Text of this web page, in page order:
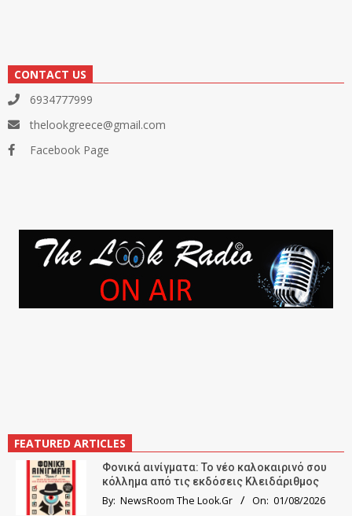
CONTACT US
6934777999
thelookgreece@gmail.com
Facebook Page
FEATURED ARTICLES
Φονικά αινίγματα: Το νέο καλοκαιρινό σου
κόλλημα από τις εκδόσεις Κλειδάριθμος
By: NewsRoom The Look.Gr On: 01/08/2026